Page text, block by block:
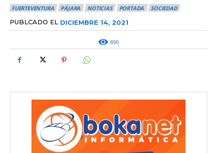
FUERTEVENTURA PÁJARA NOTICIAS PORTADA SOCIEDAD
PUBLCADO EL DICIEMBRE 14, 2021
890